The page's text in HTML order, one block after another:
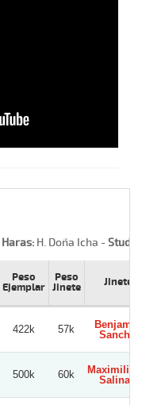
Haras: H. Doña Icha -Stud:
Peso
Ejemplar
Peso
Jinete
Jinete
422k 57k
Benjamin
Sancho
500k 60k
Salinas